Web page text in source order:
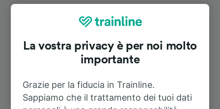
Durata
A Hamburg Hbf 2h 17m
La vostra privacy è per noi molto
importante
Grazie per la fiducia in Trainline.
Sappiamo che il trattamento dei tuoi dati